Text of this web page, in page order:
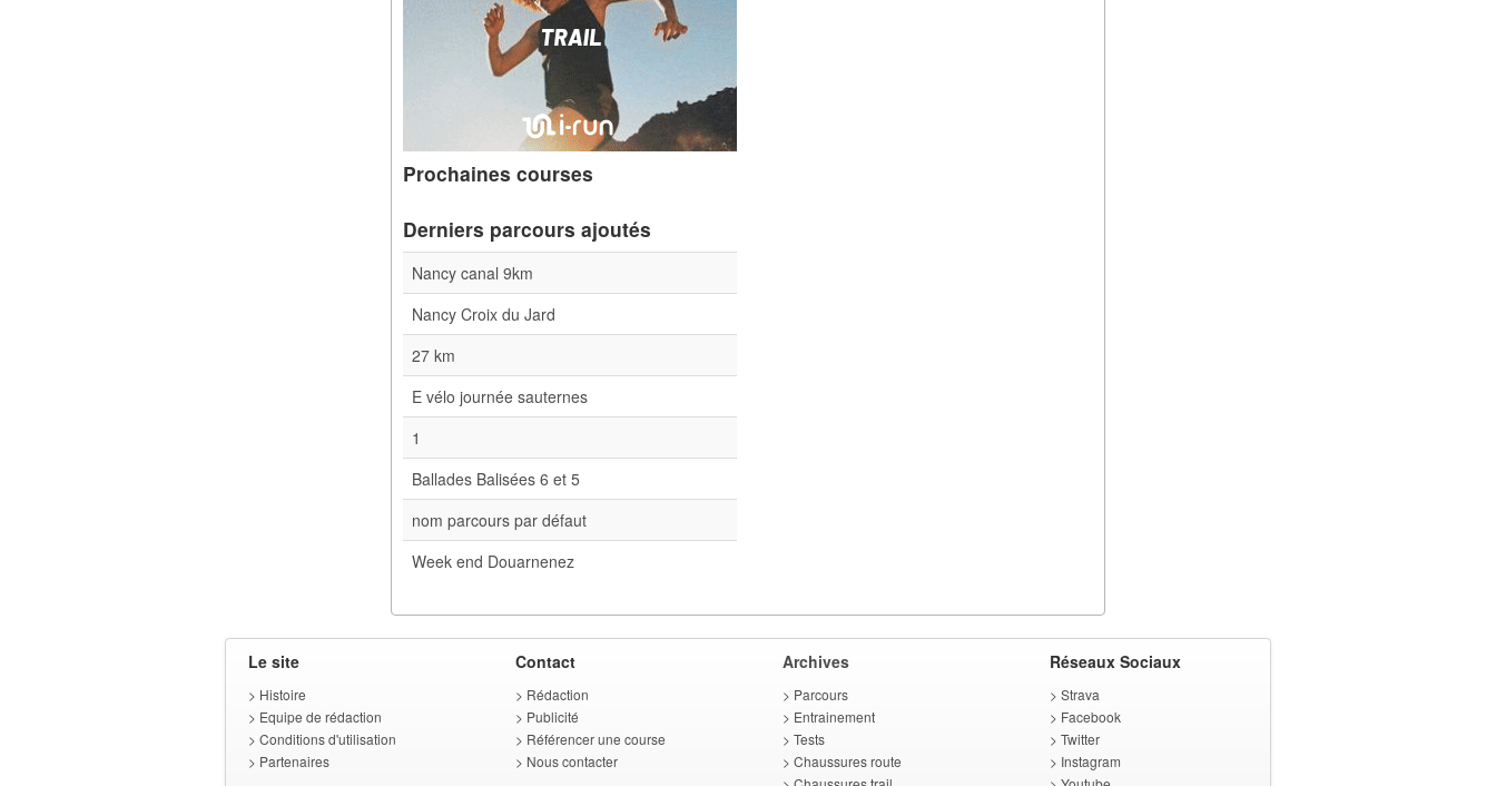
Prochaines courses
Derniers parcours ajoutés
Nancy canal 9km
Nancy Croix du Jard
27 km
E vélo journée sauternes
1
Ballades Balisées 6 et 5
nom parcours par défaut
Week end Douarnenez
Le site
> Histoire
> Equipe de rédaction
> Conditions d'utilisation
> Partenaires
Contact
> Rédaction
> Publicité
> Référencer une course
> Nous contacter
Archives
> Parcours
> Entrainement
> Tests
> Chaussures route
Réseaux Sociaux
> Strava
> Facebook
> Twitter
> Instagram